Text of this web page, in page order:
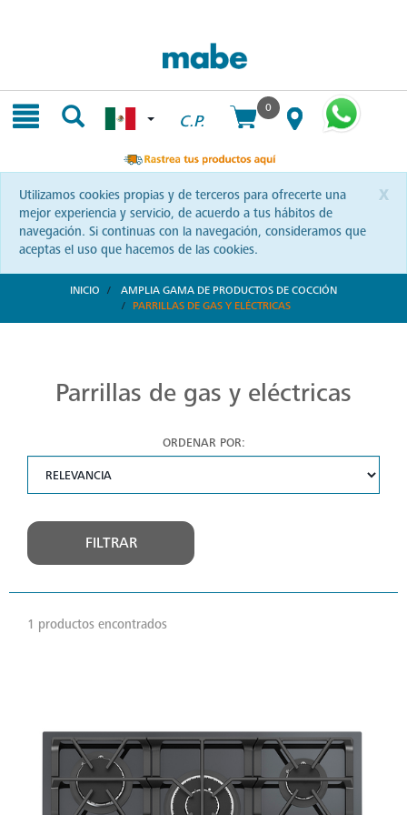
C.P.
0
x
Utilizamos cookies propias y de terceros para ofrecerte una
mejor experiencia y servicio, de acuerdo a tus hábitos de
navegación. Si continuas con la navegación, consideramos que
aceptas el uso que hacemos de las cookies.
INICIO
AMPLIA GAMA DE PRODUCTOS DE COCCIÓN
PARRILLAS DE GAS Y ELÉCTRICAS
Parrillas de gas y eléctricas
ORDENAR POR:
FILTRAR
1 productos encontrados